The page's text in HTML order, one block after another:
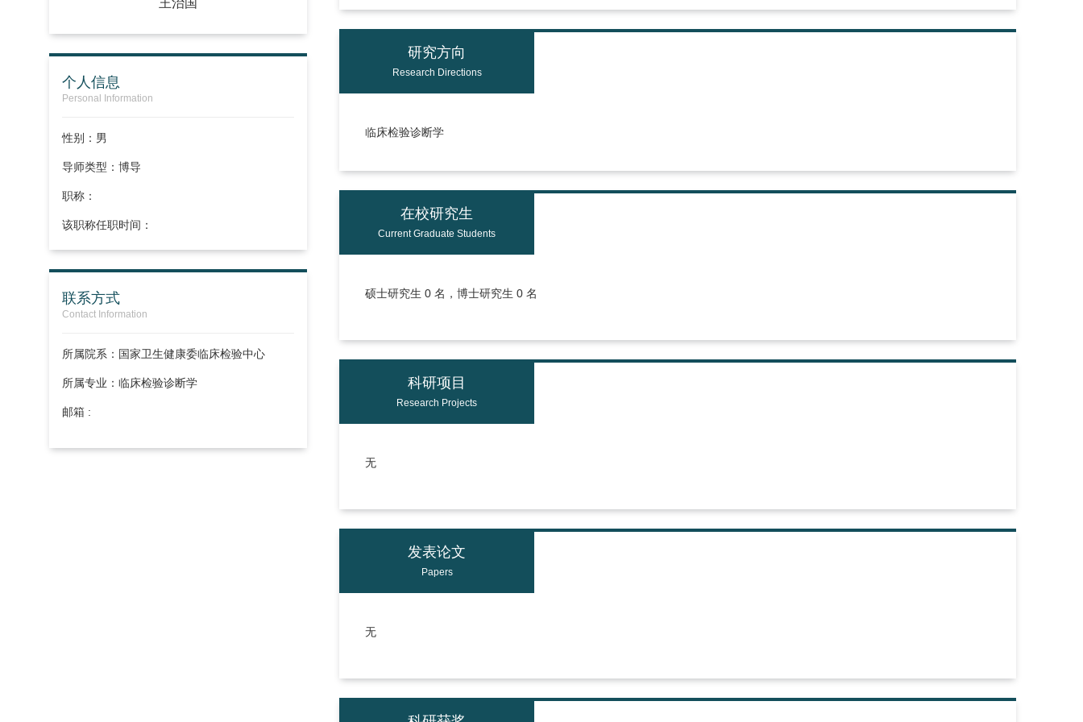
王治国
个人信息
Personal Information
性别：男
导师类型：博导
职称：
该职称任职时间：
联系方式
Contact Information
所属院系：国家卫生健康委临床检验中心
所属专业：临床检验诊断学
邮箱 :
研究方向
Research Directions
临床检验诊断学
在校研究生
Current Graduate Students
硕士研究生 0 名，博士研究生 0 名
科研项目
Research Projects
无
发表论文
Papers
无